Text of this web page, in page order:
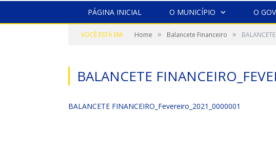
PÁGINA INICIAL O MUNICÍPIO O
VOCÊ ESTÁ EM: Home » Balancete Financeiro »
BALANCETE
BALANCETE FINANCEIRO_Fevereiro_2021_0000001